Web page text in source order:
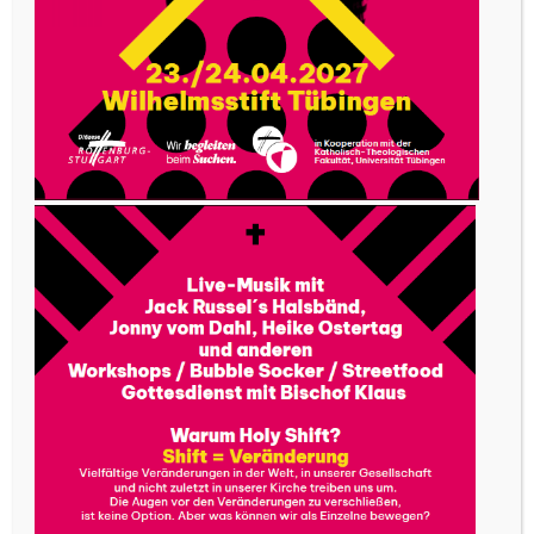
ihm manchen Ärger; von römischen Höflingen
wurde er gar als der „gefährlichste Mann in
England“ gebrandmarkt. Sein geistliches Motto
„Ich selbst und mein Schöpfer“ drückt eine innige
Gottesbeziehung aus, die um die eigene
Einzigartigkeit als Gottesgeschöpf weiß. So
schrieb Newman einmal: „Ich bin berufen, etwas
zu tun oder zu sein, wofür kein anderer berufen
ist. Ich habe einen Platz in Gottes Plan, auf
Gottes Erde, den kein anderer hat.“ Dass diese
Verse für Newman nicht bloß fromme Poesie
waren, beweist ein Tagebucheintrag. Er hatte
diesem neuen, völlig unbekannten Umfeld: „Viel
ausgestanden – langsam dem Guten und
Heiligen nähergekommen und blindlinks von der